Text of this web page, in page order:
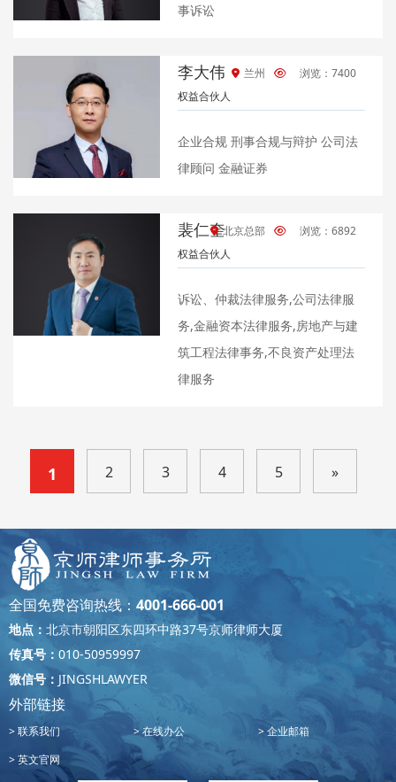
事诉讼
李大伟
权益合伙人
兰州 浏览：7400
企业合规 刑事合规与辩护 公司法
律顾问 金融证券
裴仁奎
权益合伙人
北京总部 浏览：6892
诉讼、仲裁法律服务,公司法律服
务,金融资本法律服务,房地产与建
筑工程法律事务,不良资产处理法
律服务
1 2 3 4 5 »
全国免费咨询热线： 4001-666-001
地点： 北京市朝阳区东四环中路37号京师律师大厦
传真号： 010-50959997
微信号： JINGSHLAWYER
外部链接
联系我们 在线办公
企业邮箱
英文官网